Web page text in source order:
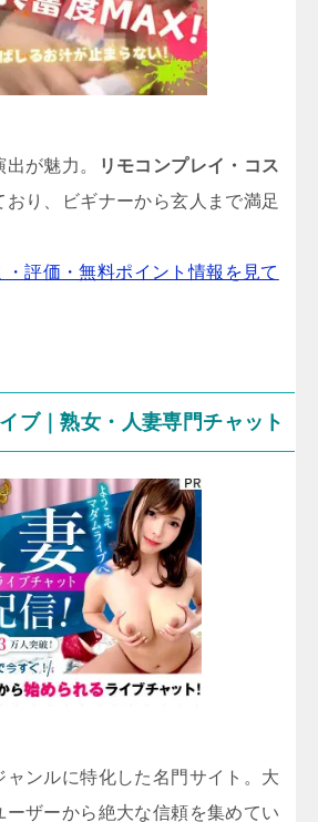
が魅力。
リモコンプレイ・コス
おり、ビギナーから玄人まで満足
評価・無料ポイント情報を見て
ブ｜熟女・人妻専門チャット
ャンルに特化した名門サイト。大
ーザーから絶大な信頼を集めてい